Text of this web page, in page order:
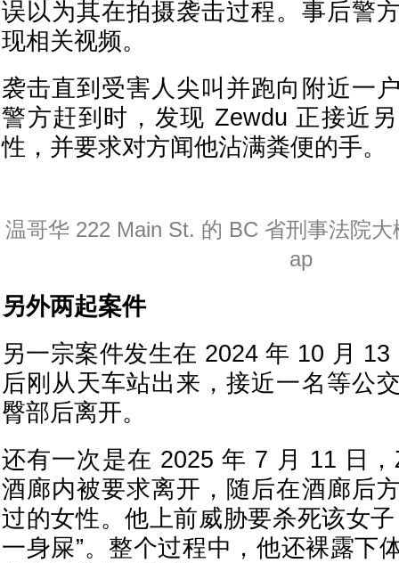
误以为其在拍摄袭击过程。事后警
现相关视频。
袭击直到受害人尖叫并跑向附近一
警方赶到时，发现 Zewdu 正接近
性，并要求对方闻他沾满粪便的手。
温哥华 222 Main St. 的 BC 省刑事法院
ap
另外两起案件
另一宗案件发生在 2024 年 10 月
后刚从天车站出来，接近一名等公
臀部后离开。
还有一次是在 2025 年 7 月 11 日
酒廊内被要求离开，随后在酒廊后
过的女性。他上前威胁要杀死该女
一身屎”。整个过程中，他还裸露下